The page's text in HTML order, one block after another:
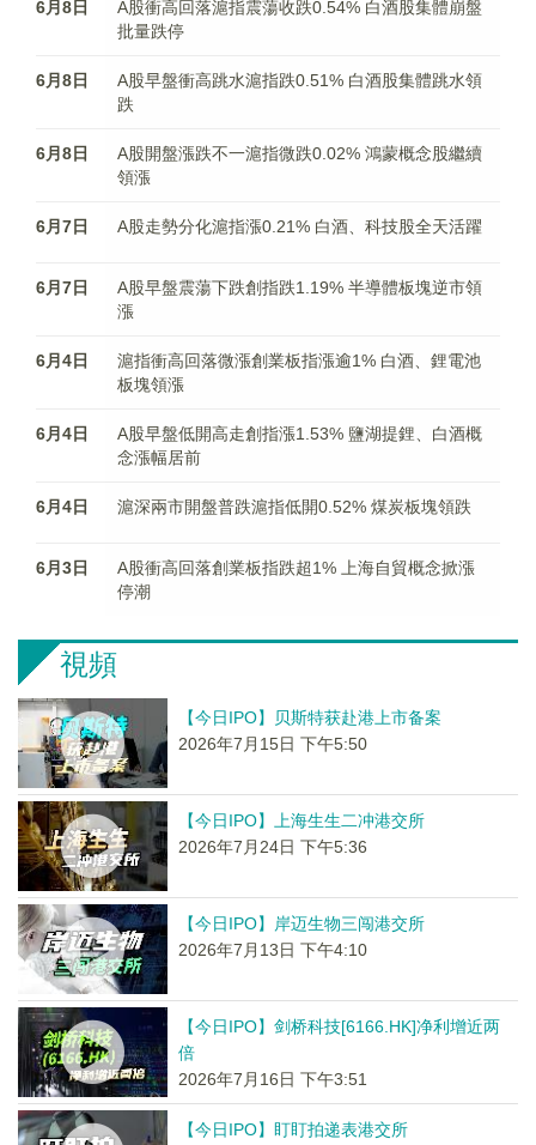
6月8日
A股衝高回落滬指震蕩收跌0.54% 白酒股集體崩盤
批量跌停
6月8日
A股早盤衝高跳水滬指跌0.51% 白酒股集體跳水領
跌
6月8日
A股開盤漲跌不一滬指微跌0.02% 鴻蒙概念股繼續
領漲
6月7日 A股走勢分化滬指漲0.21% 白酒、科技股全天活躍
6月7日
A股早盤震蕩下跌創指跌1.19% 半導體板塊逆市領
漲
6月4日
滬指衝高回落微漲創業板指漲逾1% 白酒、鋰電池
板塊領漲
6月4日
A股早盤低開高走創指漲1.53% 鹽湖提鋰、白酒概
念漲幅居前
6月4日 滬深兩市開盤普跌滬指低開0.52% 煤炭板塊領跌
6月3日
A股衝高回落創業板指跌超1% 上海自貿概念掀漲
停潮
視頻
【今日IPO】贝斯特获赴港上市备案
2026年7月15日 下午5:50
【今日IPO】上海生生二冲港交所
2026年7月24日 下午5:36
【今日IPO】岸迈生物三闯港交所
2026年7月13日 下午4:10
【今日IPO】剑桥科技[6166.HK]净利增近两
倍
2026年7月16日 下午3:51
【今日IPO】盯盯拍递表港交所